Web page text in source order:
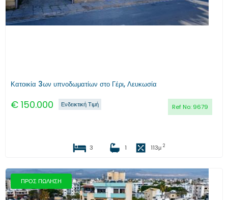
Κατοικία 3ων υπνοδωματίων στο Γέρι, Λευκωσία
€ 150.000 Ref No: 9679
Ενδεικτική Τιμή
3 1 113μ 2
ΠΡΟΣ ΠΩΛΗΣΗ